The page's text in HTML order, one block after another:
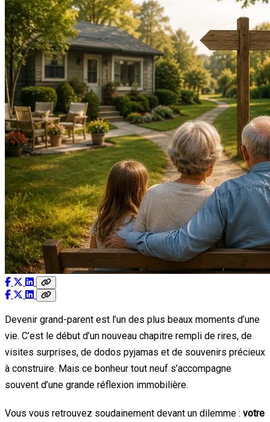
Devenir grand-parent est l’un des plus beaux moments d’une
vie. C’est le début d’un nouveau chapitre rempli de rires, de
visites surprises, de dodos pyjamas et de souvenirs précieux
à construire. Mais ce bonheur tout neuf s’accompagne
souvent d’une grande réflexion immobilière.
Vous vous retrouvez soudainement devant un dilemme : votre